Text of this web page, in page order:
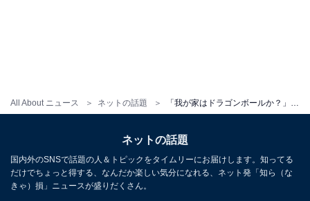
All About ニュース ネットの話題
ネットの話題
国内外のSNSで話題の人＆トピックをタイムリーにお届けします。知ってる
だけでちょっと得する、なんだか楽しい気分になれる、ネット発「知ら（な
きゃ）損」ニュースが盛りだくさん。